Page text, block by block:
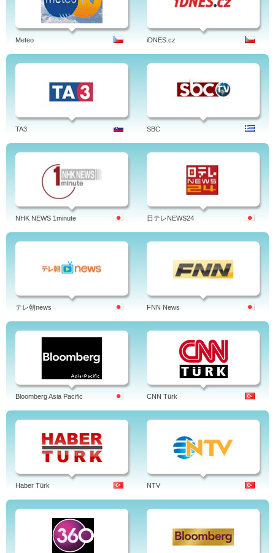
Meteo iDNES.cz
TA3 SBC
NHK NEWS 1minute 日テレNEWS24
テレ朝news FNN News
Bloomberg Asia Pacific CNN Türk
Haber Türk NTV